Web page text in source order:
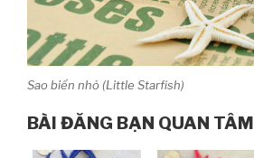
Sao biển nhỏ (Little Starfish)
BÀI ĐĂNG BẠN QUAN TÂM